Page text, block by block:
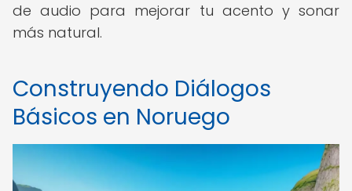
de audio para mejorar tu acento y sonar
más natural.
Construyendo Diálogos
Básicos en Noruego